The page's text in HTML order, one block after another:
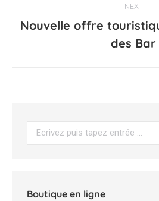
NEXT
Nouvelle offre
des Bar
Search:
Boutique en ligne